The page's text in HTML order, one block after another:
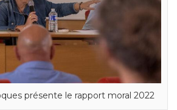
présente le rapport moral 2022